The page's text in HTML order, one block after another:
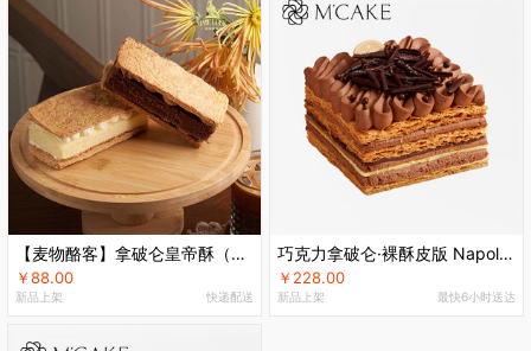
【麦物酪客】拿破仑皇帝酥（原味110g+巧克力味110g）
￥88.00
新品上架 快递配送
巧克力拿破仑·裸酥皮版 Napoléon Au Chocolat
￥228.00
新品上架 最快6小时送达